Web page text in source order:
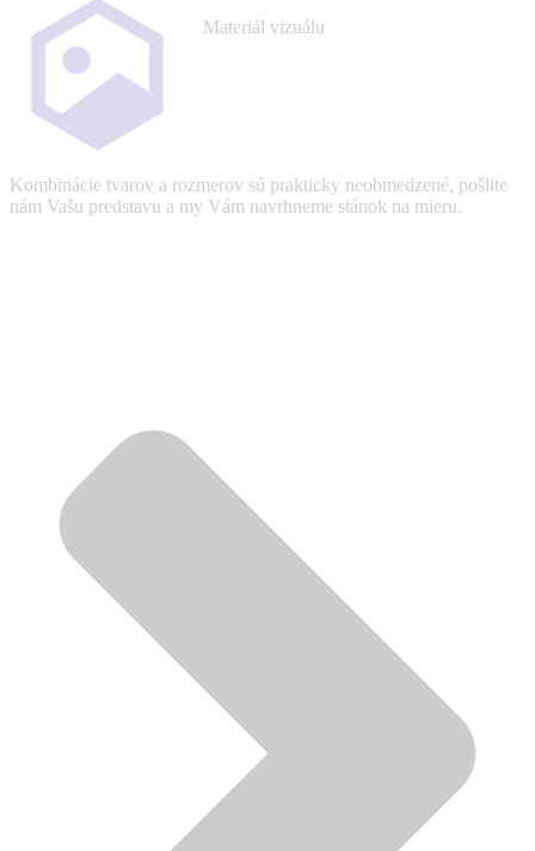
Materiál vizuálu
Kombinácie tvarov a rozmerov sú prakticky neobmedzené, pošlite
nám Vašu predstavu a my Vám navrhneme stánok na mieru.